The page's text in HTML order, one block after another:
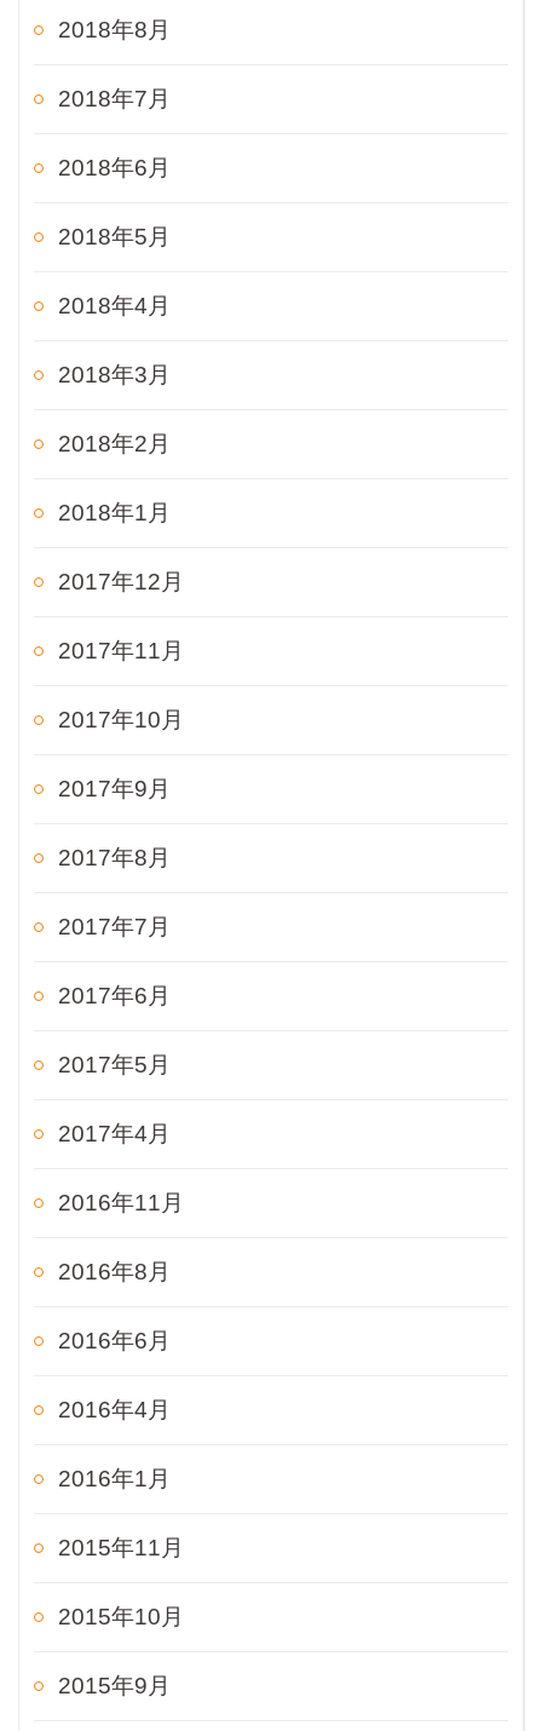
2018年8月
2018年7月
2018年6月
2018年5月
2018年4月
2018年3月
2018年2月
2018年1月
2017年12月
2017年11月
2017年10月
2017年9月
2017年8月
2017年7月
2017年6月
2017年5月
2017年4月
2016年11月
2016年8月
2016年6月
2016年4月
2016年1月
2015年11月
2015年10月
2015年9月